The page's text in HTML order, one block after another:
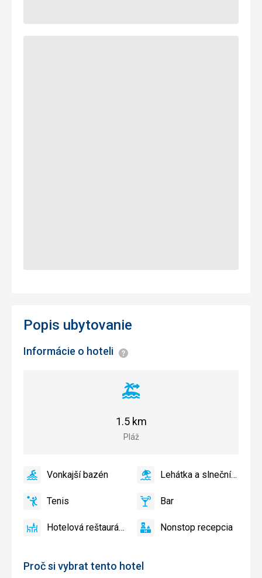
Proč si vybrat tento hotel
Popis ubytovanie
Informácie o hoteli Informácie
Vzdialenosť
pláže
Pláž
1.5 km
VonkajšíVonkajší bazén
áno
Lehátka
slnečníky
bazéne
Lehátka a slnečníky pri bazéne zadarmo
áno
Tenis,Tenis
áno Bar Bar
áno
Hotelová
Hotelová reštaurácia
áno
NonstopNonstop recepcia
áno